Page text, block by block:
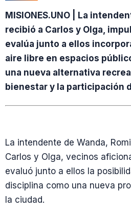
MISIONES.UNO | La
recibió a Carlos y Olga,
evalúa junto a ellos
aire libre en espacios
una nueva alternativa
bienestar y la participación
La intendente de Wanda,
Carlos y Olga, vecinos
evaluó junto a ellos la
disciplina como una nueva
la ciudad.